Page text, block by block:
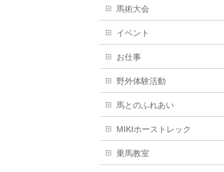
馬術大会
イベント
お仕事
野外体験活動
馬とのふれあい
MIKIホーストレック
乗馬教室